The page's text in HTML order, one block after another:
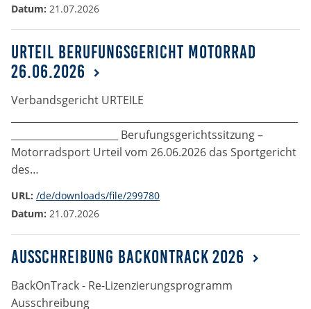
Datum: 21.07.2026
Urteil Berufungsgericht Motorrad
26.06.2026
Verbandsgericht URTEILE
______________________ Berufungsgerichtssitzung –
Motorradsport Urteil vom 26.06.2026 das Sportgericht
des…
URL: /de/downloads/file/299780
Datum: 21.07.2026
Ausschreibung BackOnTrack 2026
BackOnTrack - Re-Lizenzierungsprogramm
Ausschreibung
Anbieter:
Zweck:
Diese Cookies dienen zur Erhebung von Statistiken zur
Medien & externe Dienste
Um Inhalte von Videoplattformen und weiteren externen
Diensten anzeigen zu können, werden von diesen ggf.
Cookies gesetzt. Die Einbindung kann bei Bedarf einzeln
aktiviert werden.
YouTube